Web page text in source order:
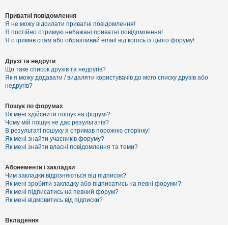
Приватні повідомлення
Я не можу відсилати приватні повідомлення!
Я постійно отримую небажані приватні повідомлення!
Я отримав спам або образливий email від когось із цього форуму!
Друзі та недруги
Що таке список друзів та недругів?
Як я можу додавати / видаляти користувачів до мого списку друзів або
недругів?
Пошук по форумах
Як мені здійснити пошук на форумі?
Чому мій пошук не дає результатів?
В результаті пошуку я отримав порожню сторінку!
Як мені знайти учасників форуму?
Як мені знайти власні повідомлення та теми?
Абонементи і закладки
Чим закладки відрізняються від підписок?
Як мені зробити закладку або підписатись на певні форуми?
Як мені підписатись на певний форум?
Як мені відмовитись від підписки?
Вкладення